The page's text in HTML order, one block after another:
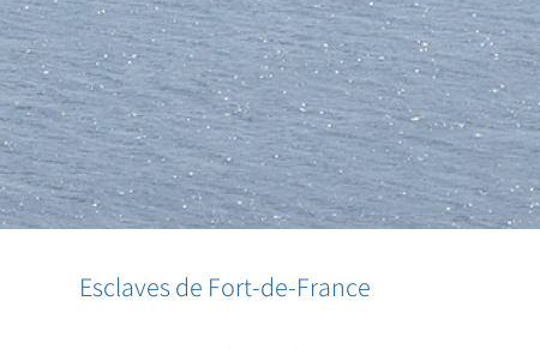
Esclaves de Fort-de-France